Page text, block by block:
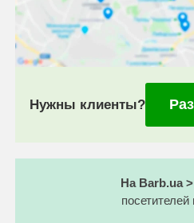
Нужны клиенты?
На Barb.ua >